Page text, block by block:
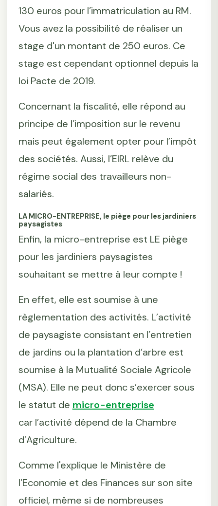
130 euros pour l’immatriculation au RM.
Vous avez la possibilité de réaliser un
stage d'un montant de 250 euros. Ce
stage est cependant optionnel depuis la
loi Pacte de 2019.
Concernant la fiscalité, elle répond au
principe de l’imposition sur le revenu
mais peut également opter pour l’impôt
des sociétés. Aussi, l’EIRL relève du
régime social des travailleurs non-
salariés.
LA MICRO-ENTREPRISE, le piège pour les jardiniers
paysagistes
Enfin, la micro-entreprise est LE piège
pour les jardiniers paysagistes
souhaitant se mettre à leur compte !
En effet, elle est soumise à une
règlementation des activités. L’activité
de paysagiste consistant en l’entretien
de jardins ou la plantation d’arbre est
soumise à la Mutualité Sociale Agricole
(MSA). Elle ne peut donc s’exercer sous
le statut de micro-entreprise
car l’activité dépend de la Chambre
d’Agriculture.
Comme l'explique le Ministère de
l'Economie et des Finances sur son site
officiel, même si de nombreuses